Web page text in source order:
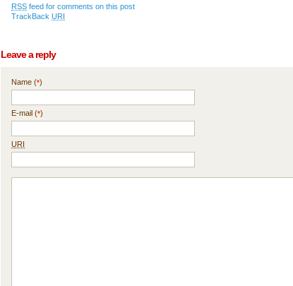
RSS feed for comments on this post
TrackBack URI
Leave a reply
Name (*)
E-mail (*)
URI